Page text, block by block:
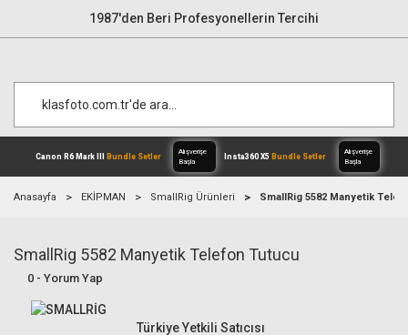
1987'den Beri Profesyonellerin Tercihi
Canon R6 Mark IIIBundle Setler
Alışverişe
Anasayfa EKİPMAN SmallRig Ürünleri SmallRig 5582 Manyetik
SmallRig 5582 Manyetik Telefon Tutucu
0 - Yorum Yap
Türkiye Yetkili Satıcısı